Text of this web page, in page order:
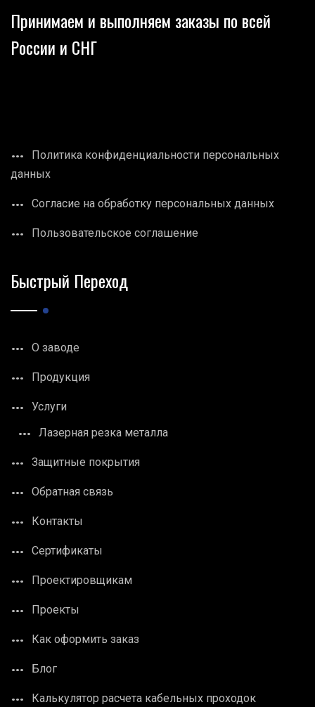
Принимаем и выполняем заказы по всей
России и СНГ
Политика конфиденциальности персональных
данных
Согласие на обработку персональных данных
Пользовательское соглашение
Быстрый Переход
О заводе
Продукция
Услуги
Лазерная резка металла
Защитные покрытия
Обратная связь
Контакты
Сертификаты
Проектировщикам
Проекты
Как оформить заказ
Блог
Калькулятор расчета кабельных проходок